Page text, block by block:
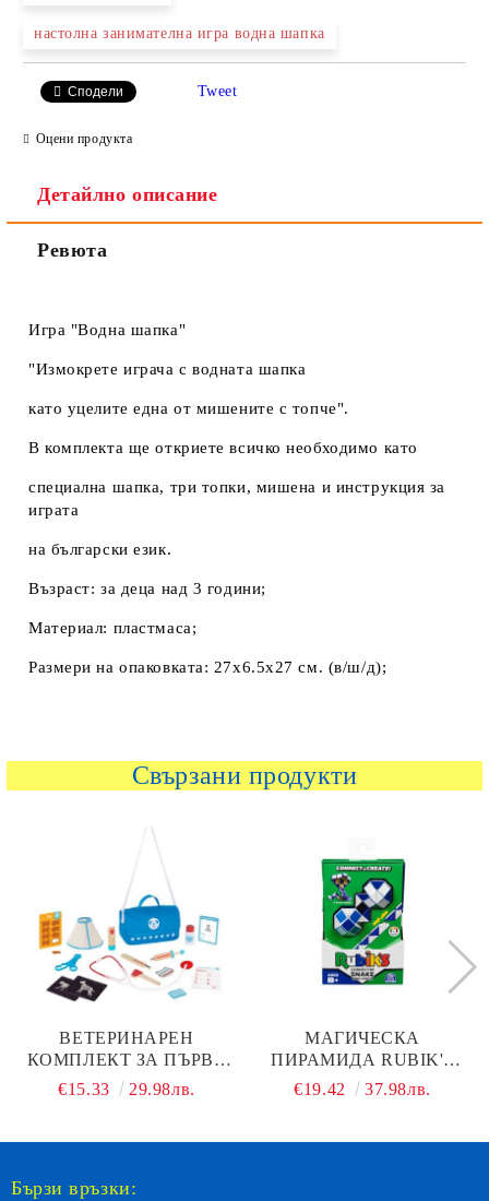
настолна занимателна игра водна шапка
Сподели Tweet
Оцени продукта
Детайлно описание
Ревюта
Игра "Водна шапка"
"Измокрете играча с водната шапка
като уцелите една от мишените с топче".
В комплекта ще откриете всичко необходимо като
специална шапка, три топки, мишена и инструкция за
играта
на български език.
Възраст: за деца над 3 години;
Материал: пластмаса;
Размери на опаковката: 27х6.5х27 см. (в/ш/д);
Свързани продукти
ВЕТЕРИНАРЕН
КОМПЛЕКТ ЗА ПЪРВА
ПОМОЩ TOOKY TOY
€15.33 29.98лв.
МАГИЧЕСКА
ПИРАМИДА RUBIK'S
CONNECTOR SNAKE
€19.42 37.98лв.
Бързи връзки: